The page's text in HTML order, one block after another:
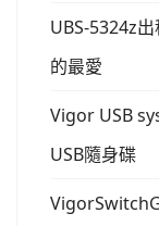
UBS-5324z
的最愛
Vigor USB
USB隨身碟